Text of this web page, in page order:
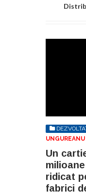
UNGUREANU
Un
ridicat
fabrici